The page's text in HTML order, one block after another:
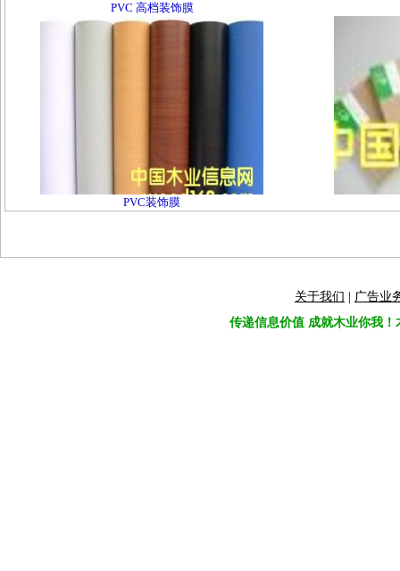
PVC 高档装饰膜
PVC装饰膜
关于我们
广告业
传递信息价值 成就木业你我